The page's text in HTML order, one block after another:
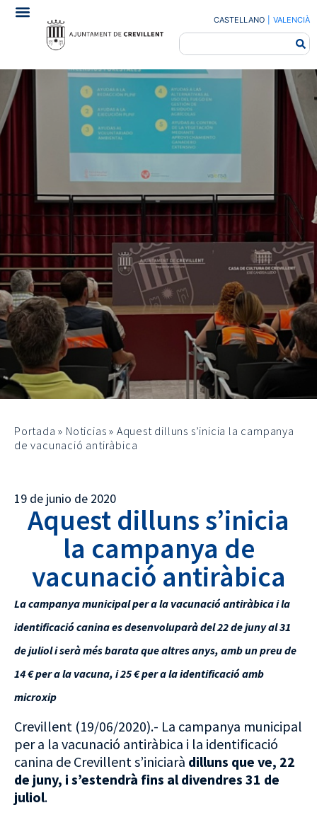
CASTELLANO VALENCIÀ
Portada » Noticias » Aquest dilluns s’inicia la campanya
de vacunació antiràbica
19 de junio de 2020
Aquest dilluns s’inicia
la campanya de
vacunació antiràbica
La campanya municipal per a la vacunació antiràbica i la
identificació canina es desenvoluparà del 22 de juny al 31
de juliol i serà més barata que altres anys, amb un preu de
14 € per a la vacuna, i 25 € per a la identificació amb
microxip
Crevillent (19/06/2020).- La campanya municipal
per a la vacunació antiràbica i la identificació
canina de Crevillent s’iniciarà dilluns que ve, 22
de juny, i s’estendrà fins al divendres 31 de
juliol.